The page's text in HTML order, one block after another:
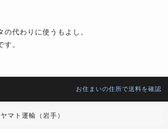
代わりに使うもよし。
。
お住まいの住所で送料を確認
マト運輸（岩手）